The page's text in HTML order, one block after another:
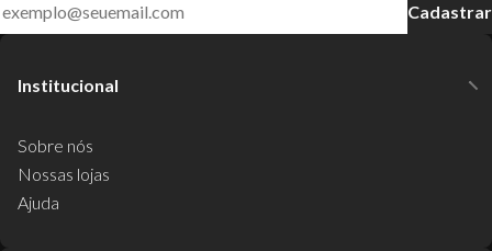
Cadastrar
Institucional
Sobre nós
Nossas lojas
Ajuda